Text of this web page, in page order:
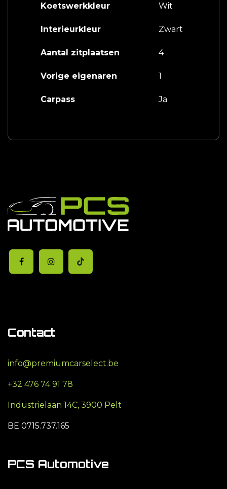
Koetswerkkleur Wit
Interieurkleur Zwart
Aantal zitplaatsen 4
Vorige eigenaren 1
Carpass Ja
Contact
info@premiumcarselect.be
+32 476 74 91 78
Industrielaan 14C, 3900 Pelt
BE 0715.737.165
PCS Automotive